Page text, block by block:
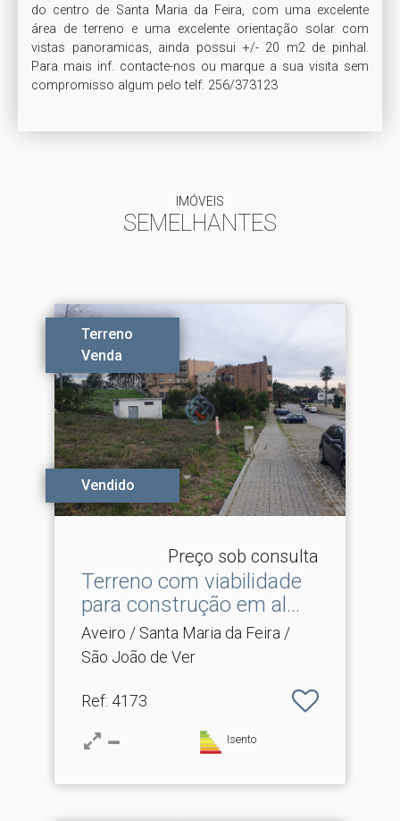
do centro de Santa Maria da Feira, com uma excelente
área de terreno e uma excelente orientação solar com
vistas panoramicas, ainda possui +/- 20 m2 de pinhal.
Para mais inf. contacte-nos ou marque a sua visita sem
compromisso algum pelo telf. 256/373123
IMÓVEIS
SEMELHANTES
Terreno
Venda
Vendido
Preço sob consulta
Terreno com viabilidade
para construção em al.​..
Aveiro / Santa Maria da Feira /
São João de Ver
Ref: 4173
Isento